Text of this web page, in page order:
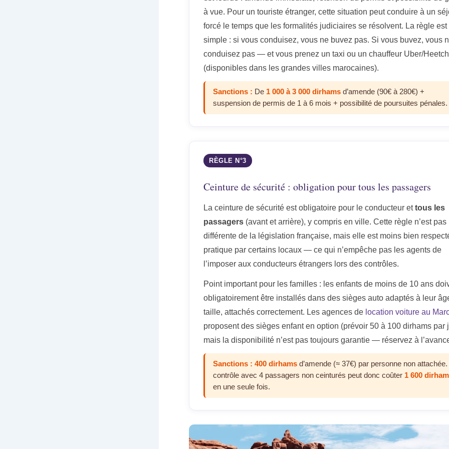
à vue. Pour un touriste étranger, cette situation peut conduire à un
forcé le temps que les formalités judiciaires se résolvent. La règle est
simple : si vous conduisez, vous ne buvez pas. Si vous buvez, vous
conduisez pas — et vous prenez un taxi ou un chauffeur Uber/Heetch
(disponibles dans les grandes villes marocaines).
Sanctions : De 1 000 à 3 000 dirhams d’amende (90€ à 280€) +
suspension de permis de 1 à 6 mois + possibilité de poursuites pénales.
RÈGLE N°3
Ceinture de sécurité : obligation pour tous les passagers
La ceinture de sécurité est obligatoire pour le conducteur ettous les
passagers (avant et arrière), y compris en ville. Cette règle n’est pas
différente de la législation française, mais elle est moins bien
pratique par certains locaux — ce qui n’empêche pas les agents de
l’imposer aux conducteurs étrangers lors des contrôles.
Point important pour les familles : les enfants de moins de 10 ans
obligatoirement être installés dans des sièges auto adaptés à leur
taille, attachés correctement. Les agences de location voiture au
proposent des sièges enfant en option (prévoir 50 à 100 dirhams par
mais la disponibilité n’est pas toujours garantie — réservez à
Sanctions : 400 dirhams d’amende (≈ 37€) par personne non
contrôle avec 4 passagers non ceinturés peut donc coûter 1 600
en une seule fois.